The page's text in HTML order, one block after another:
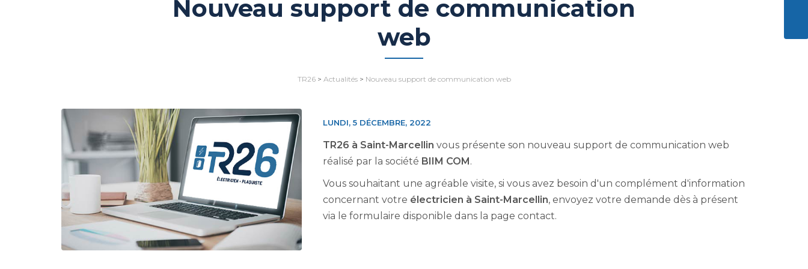
Nouveau support de communication
web
TR26> Actualités> Nouveau support de communication web
LUNDI, 5 DÉCEMBRE, 2022
TR26 à Saint-Marcellin vous présente son nouveau support de communication web
réalisé par la société BIIM COM.
Vous souhaitant une agréable visite, si vous avez besoin d'un complément d'information
concernant votre électricien à Saint-Marcellin, envoyez votre demande dès à présent
via le formulaire disponible dans la page contact.